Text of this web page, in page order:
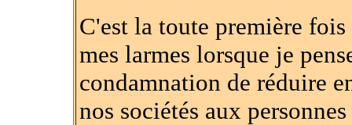
C'est la toute première
mes larmes lorsque je
condamnation de réduire
nos sociétés aux